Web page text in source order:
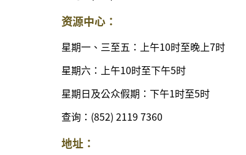
资源中心：
星期一、三至五：上午10时至晚上7时
星期六：上午10时至下午5时
星期日及公众假期：下午1时至5时
查询：(852) 2119 7360
地址：